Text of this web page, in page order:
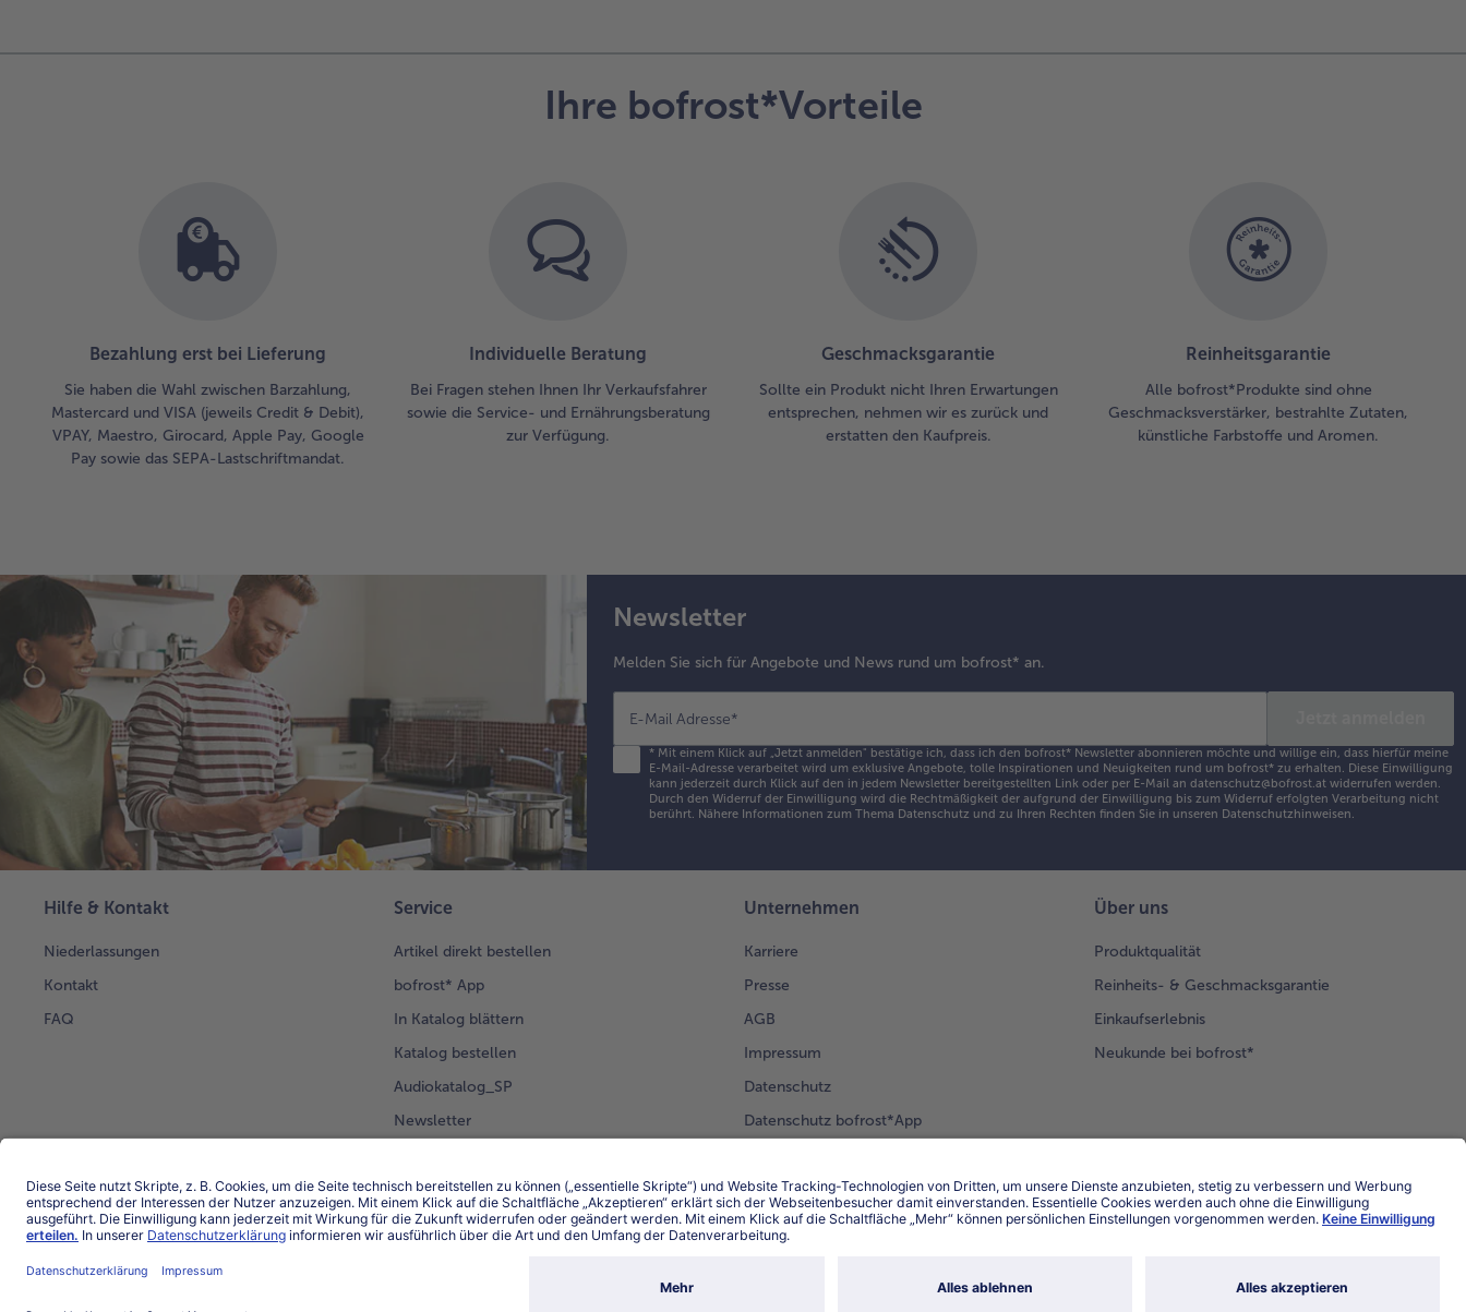
Ihre bofrost*Vorteile
Bezahlung erst bei Lieferung
Sie haben die Wahl zwischen Barzahlung,
Mastercard und VISA (jeweils Credit & Debit),
VPAY, Maestro, Girocard, Apple Pay, Google
Pay sowie das SEPA-Lastschriftmandat.
Individuelle Beratung
Bei Fragen stehen Ihnen Ihr Verkaufsfahrer
sowie die Service- und Ernährungsberatung
zur Verfügung.
Geschmacksgarantie
Sollte ein Produkt nicht Ihren Erwartungen
entsprechen, nehmen wir es zurück und
erstatten den Kaufpreis.
Reinheitsgarantie
Alle bofrost*Produkte sind ohne
Geschmacksverstärker, bestrahlte Zutaten,
künstliche Farbstoffe und Aromen.
Newsletter
Melden Sie sich für Angebote und News rund um bofrost* an.
E-Mail Adresse*
*Mit einem Klick auf „Jetzt anmelden" bestätige ich, dass ich den bofrost* Newsletter abonnieren möchte und willige ein, dass hierfür meine
E-Mail-Adresse verarbeitet wird um exklusive Angebote, tolle Inspirationen und Neuigkeiten rund um bofrost* zu erhalten. Diese Einwilligung
kann jederzeit durch Klick auf den in jedem Newsletter bereitgestellten Link oder per E-Mail an datenschutz@bofrost.at widerrufen werden.
Durch den Widerruf der Einwilligung wird die Rechtmäßigkeit der aufgrund der Einwilligung bis zum Widerruf erfolgten Verarbeitung nicht
berührt. Nähere Informationen zum Thema Datenschutz und zu Ihren Rechten finden Sie in unseren Datenschutzhinweisen
Hilfe & Kontakt
Niederlassungen
Kontakt
FAQ
Service
Artikel direkt bestellen
bofrost* App
In Katalog blättern
Katalog bestellen
Audiokatalog_SP
Newsletter
Unternehmen
Karriere
Presse
AGB
Impressum
Datenschutz
Datenschutz bofrost*App
Über uns
Produktqualität
Reinheits- & Geschmacksgarantie
Einkaufserlebnis
Neukunde bei bofrost*